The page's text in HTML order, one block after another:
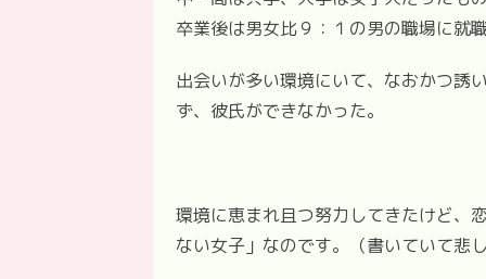
卒業後は男女比９：１の男の職場に就職
出会いが多い環境にいて、なおかつ誘
ず、彼氏ができなかった。
環境に恵まれ且つ努力してきたけど、
ない女子」なのです。（書いていて悲